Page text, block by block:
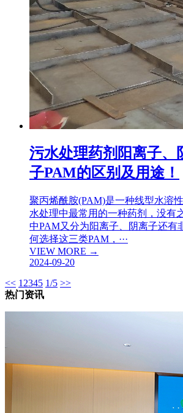
污水处理药剂阳离子、
子PAM的区别及用途！
聚丙烯酰胺(PAM)是一种线型水溶
水处理中最常用的一种药剂，没有
中PAM又分为阳离子、阴离子还有
何选择这三类PAM，···
VIEW MORE →
2024-09-20
<< 1 2345 1/5 >>
热门资讯